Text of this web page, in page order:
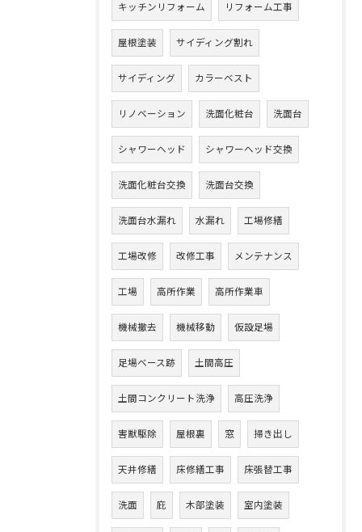
キッチンリフォーム リフォーム工事
屋根塗装 サイディング割れ
サイディング カラーベスト
リノベーション 洗面化粧台 洗面台
シャワーヘッド シャワーヘッド交換
洗面化粧台交換 洗面台交換
洗面台水漏れ 水漏れ 工場修繕
工場改修 改修工事 メンテナンス
工場 高所作業 高所作業車
機械撤去 機械移動 仮設足場
足場ベース跡 土間高圧
土間コンクリート洗浄 高圧洗浄
害獣駆除 屋根裏 窓 掃き出し
天井修繕 床修繕工事 床張替工事
洗面 庇 木部塗装 室内塗装